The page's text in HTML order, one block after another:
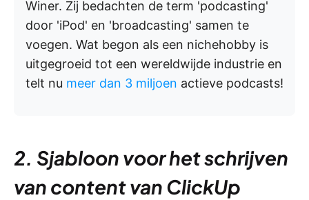
Winer. Zij bedachten de term 'podcasting'
door 'iPod' en 'broadcasting' samen te
voegen. Wat begon als een nichehobby is
uitgegroeid tot een wereldwijde industrie en
telt nu meer dan 3 miljoen actieve podcasts!
2. Sjabloon voor het schrijven
van content van ClickUp